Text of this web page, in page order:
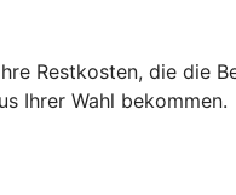
Restkosten, die die
Ihrer Wahl bekommen.